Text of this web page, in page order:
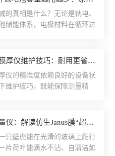
光
疏湿性能和抗腐蚀能力。一、
熔体的挑战在钢铁冶金的高
渣、熔盐、液态金属）的侵蚀
的失效往往始于界面，而高温
定侵...
的真相是什么？无论是钠电、
储能体系，电极材料在循环过
”。直到原位XRD技术的出现，
。一、XRD分析的核心优势：
态”NaFeNb（磷酸盐）3，
——这些元素在钠插入时可能
在合理电位下正式引入...
白光干涉膜厚仪维护技巧：耐用更省心
仪的精准度依赖良好的设备状
维护技巧，既能保障测量精
镜头、干涉镜等光学部件表面
镜片镀膜。清洁后检查光路是
无遮挡。2.工作台与样品台保
接触角测量仪：解读仿生Janus膜“超疏水秘密”
只壁虎能在光滑的玻璃上爬行
片荷叶能滴水不沾、自清洁如